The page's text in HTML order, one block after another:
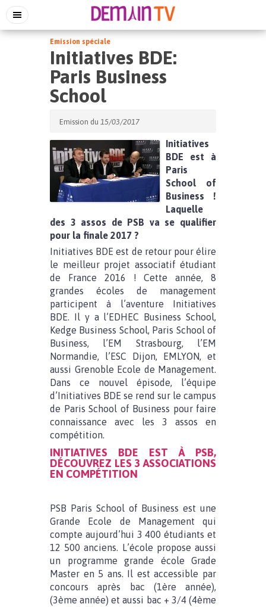
Emission spéciale
Initiatives BDE:
Paris Business
School
Emission du 15/03/2017
Initiatives
BDE est à
Paris
School of
Business !
Laquelle
des 3 assos de PSB va se qualifier
pour la finale 2017 ?
Initiatives BDE est de retour pour élire
le meilleur projet associatif étudiant
de France 2016 ! Cette année, 8
grandes écoles de management
participent à l’aventure Initiatives
BDE. Il y a l’EDHEC Business School,
Kedge Business School, Paris School of
Business, l’EM Strasbourg, l’EM
Normandie, l’ESC Dijon, EMLYON, et
aussi Grenoble Ecole de Management.
Dans ce nouvel épisode, l’équipe
d’Initiatives BDE se rend sur le campus
de Paris School of Business pour faire
connaissance avec les 3 assos en
compétition.
INITIATIVES BDE EST À PSB,
DÉCOUVREZ LES 3 ASSOCIATIONS
EN COMPÉTITION
PSB Paris School of Business est une
Grande Ecole de Management qui
compte aujourd’hui 3 400 étudiants et
12 500 anciens. L’école propose aussi
un programme grande école Grade
Master en 5 ans. Il est accessible par
concours après bac (1ère année),
(3ème année) et aussi bac + 3/4 (4ème